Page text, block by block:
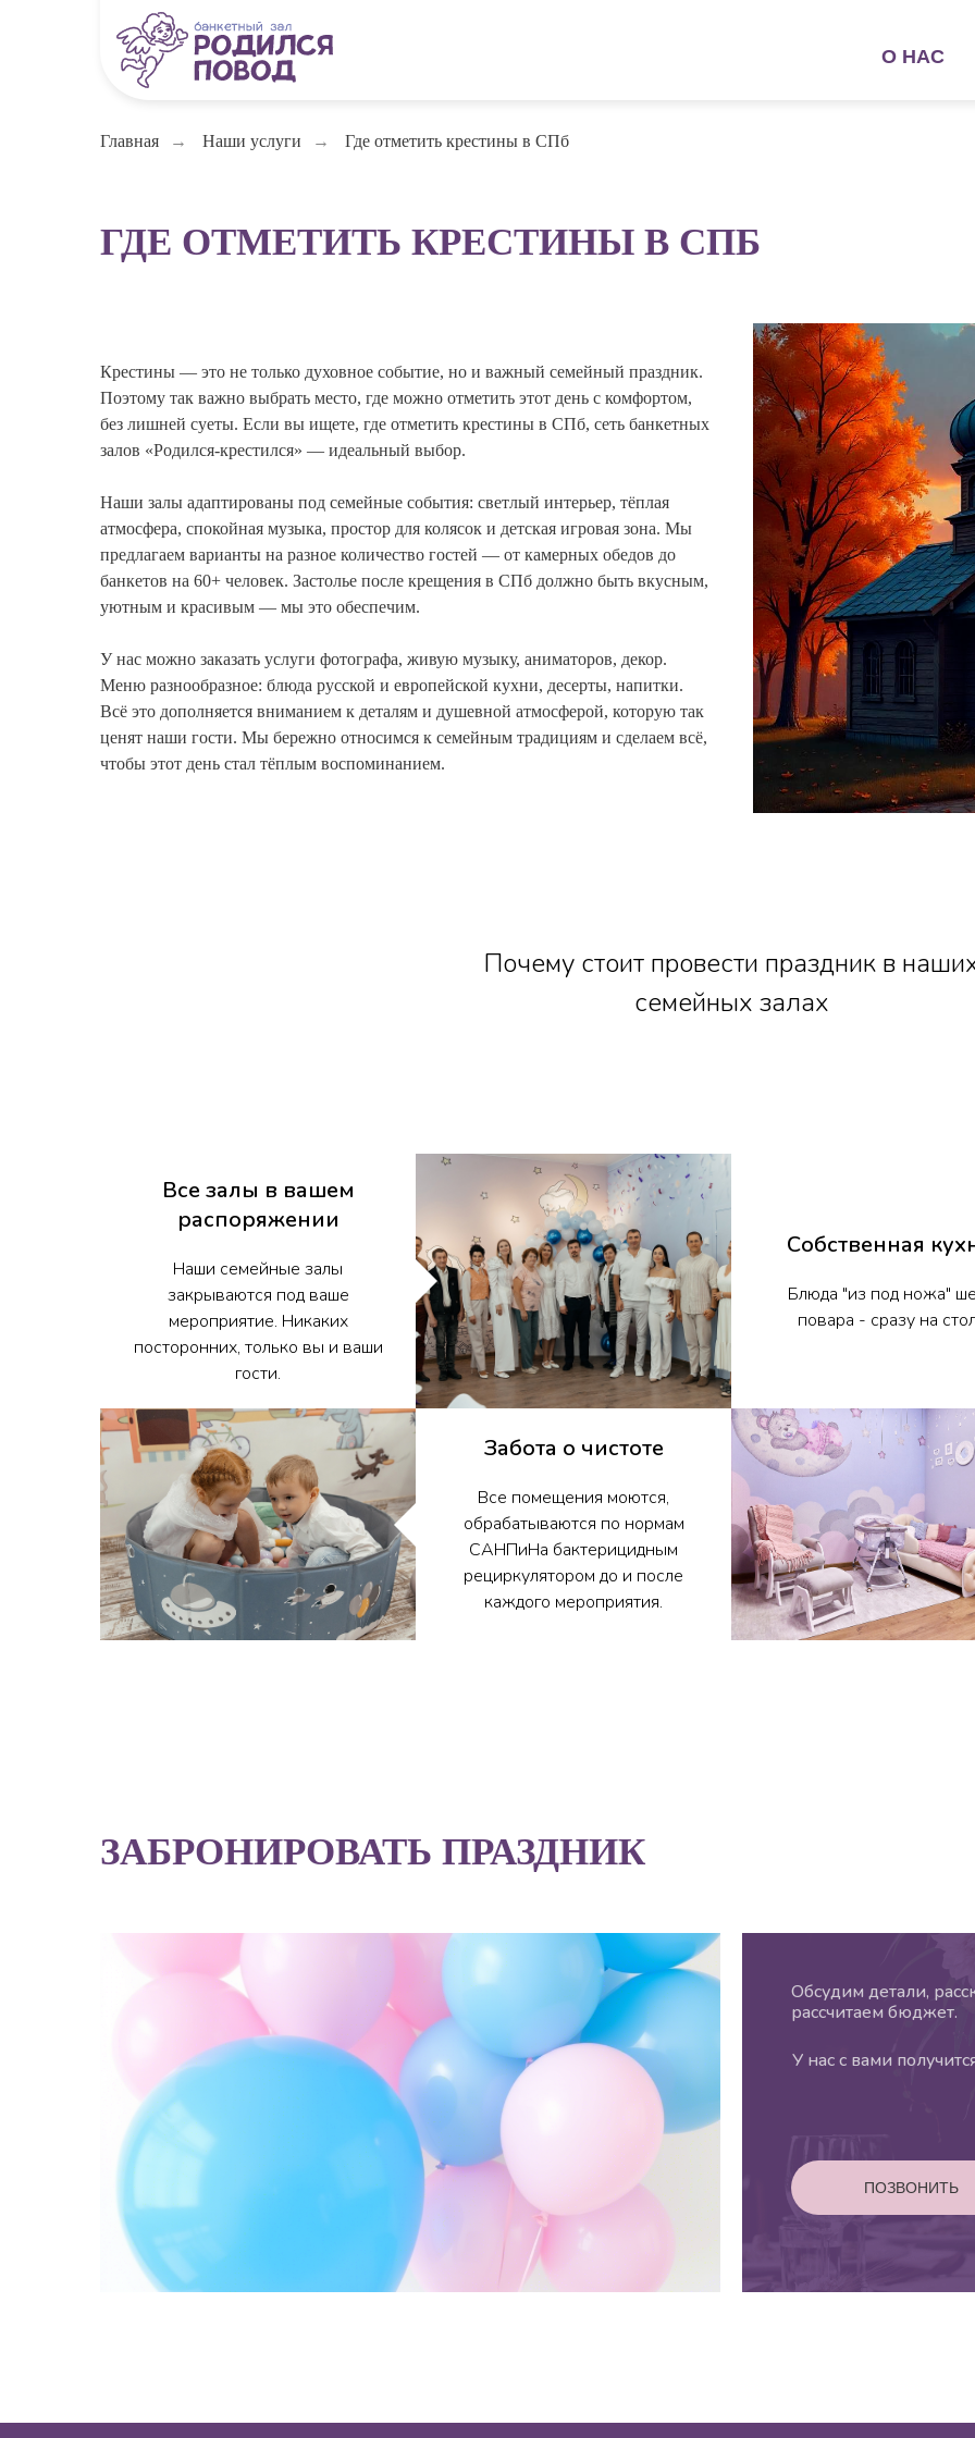
О НАС
Главная → Наши услуги → Где отметить крестины в СПб
ГДЕ ОТМЕТИТЬ КРЕСТИНЫ В СПБ
Крестины — это не только духовное событие, но и важный семейный праздник.
Поэтому так важно выбрать место, где можно отметить этот день с комфортом,
без лишней суеты. Если вы ищете, где отметить крестины в СПб, сеть банкетных
залов «Родился-крестился» — идеальный выбор.
Наши залы адаптированы под семейные события: светлый интерьер, тёплая
атмосфера, спокойная музыка, простор для колясок и детская игровая зона. Мы
предлагаем варианты на разное количество гостей — от камерных обедов до
банкетов на 60+ человек. Застолье после крещения в СПб должно быть вкусным,
уютным и красивым — мы это обеспечим.
У нас можно заказать услуги фотографа, живую музыку, аниматоров, декор.
Меню разнообразное: блюда русской и европейской кухни, десерты, напитки.
Всё это дополняется вниманием к деталям и душевной атмосферой, которую так
ценят наши гости. Мы бережно относимся к семейным традициям и сделаем всё,
чтобы этот день стал тёплым воспоминанием.
Почему стоит провести праздник в
семейных залах
Все залы в вашем
распоряжении
Наши семейные залы
закрываются под ваше
мероприятие. Никаких
посторонних, только вы и ваши
гости.
Собственная
Блюда "из под ножа"
повара - сразу на
Забота о чистоте
Все помещения моются,
обрабатываются по нормам
САНПиНа бактерицидным
рециркулятором до и после
каждого мероприятия.
ЗАБРОНИРОВАТЬ ПРАЗДНИК
Обсудим детали,
рассчитаем бюджет.
ПОЗВОНИТЬ
У нас с вами